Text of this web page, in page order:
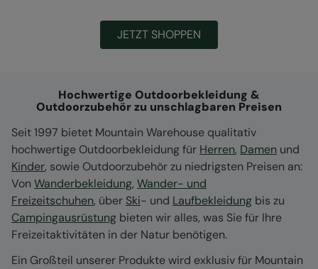
JETZT SHOPPEN
Hochwertige Outdoorbekleidung &
Outdoorzubehör zu unschlagbaren Preisen
Seit 1997 bietet Mountain Warehouse qualitativ
hochwertige Outdoorbekleidung für Herren, Damen und
Kinder, sowie Outdoorzubehör zu niedrigsten Preisen an:
Von Wanderbekleidung, Wander- und
Freizeitschuhen, über Ski- und Laufbekleidung bis zu
Campingausrüstung bieten wir alles, was Sie für Ihre
Freizeitaktivitäten in der Natur benötigen.
Ein Großteil unserer Produkte wird exklusiv für Mountain